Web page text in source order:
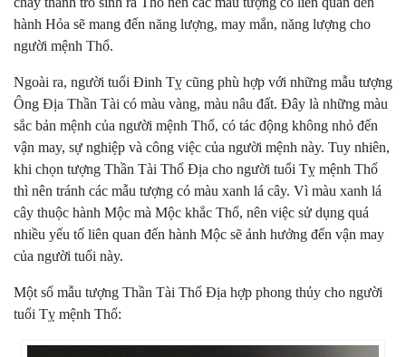
hành Hỏa sẽ mang đến năng lượng, may mắn, năng lượng cho
người mệnh Thổ.
Ngoài ra, người tuổi Đinh Tỵ cũng phù hợp với những mẫu tượng
Ông Địa Thần Tài có màu vàng, màu nâu đất. Đây là những màu
sắc bản mệnh của người mệnh Thổ, có tác động không nhỏ đến
vận may, sự nghiệp và công việc của người mệnh này. Tuy nhiên,
khi chọn tượng Thần Tài Thổ Địa cho người tuổi Tỵ mệnh Thổ
thì nên tránh các mẫu tượng có màu xanh lá cây. Vì màu xanh lá
cây thuộc hành Mộc mà Mộc khắc Thổ, nên việc sử dụng quá
nhiều yếu tố liên quan đến hành Mộc sẽ ảnh hưởng đến vận may
của người tuổi này.
Một số mẫu tượng Thần Tài Thổ Địa hợp phong thủy cho người
tuổi Tỵ mệnh Thổ: